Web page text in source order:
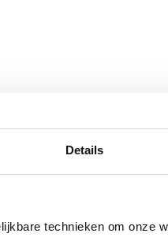
Details
technieken om onze
met
met unieke badkamerstijlen.